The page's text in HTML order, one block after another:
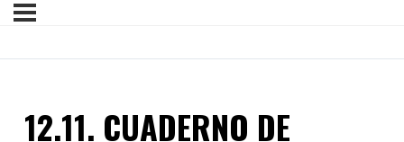
12.11. CUADERNO DE